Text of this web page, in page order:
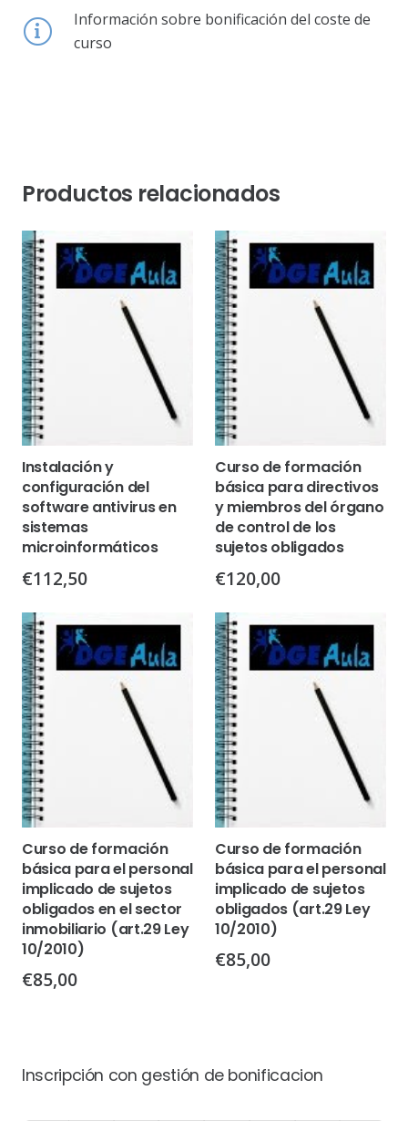
Información sobre bonificación del coste de
curso
Productos relacionados
Instalación y
configuración del
software antivirus en
sistemas
microinformáticos
€112,50
Curso de formación
básica para directivos
y miembros del órgano
de control de los
sujetos obligados
€120,00
Curso de formación
básica para el personal
implicado de sujetos
obligados en el sector
inmobiliario (art.29 Ley
10/2010)
€85,00
Curso de formación
básica para el personal
implicado de sujetos
obligados (art.29 Ley
10/2010)
€85,00
Inscripción con gestión de bonificacion